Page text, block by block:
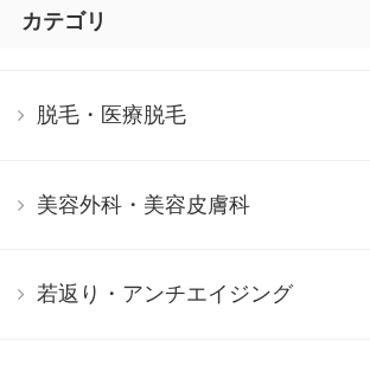
カテゴリ
脱毛・医療脱毛
美容外科・美容皮膚科
若返り・アンチエイジング